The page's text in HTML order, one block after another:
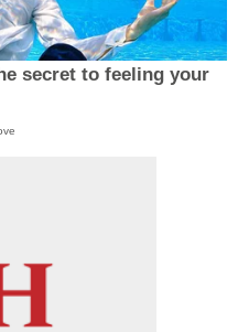
secret to feeling your